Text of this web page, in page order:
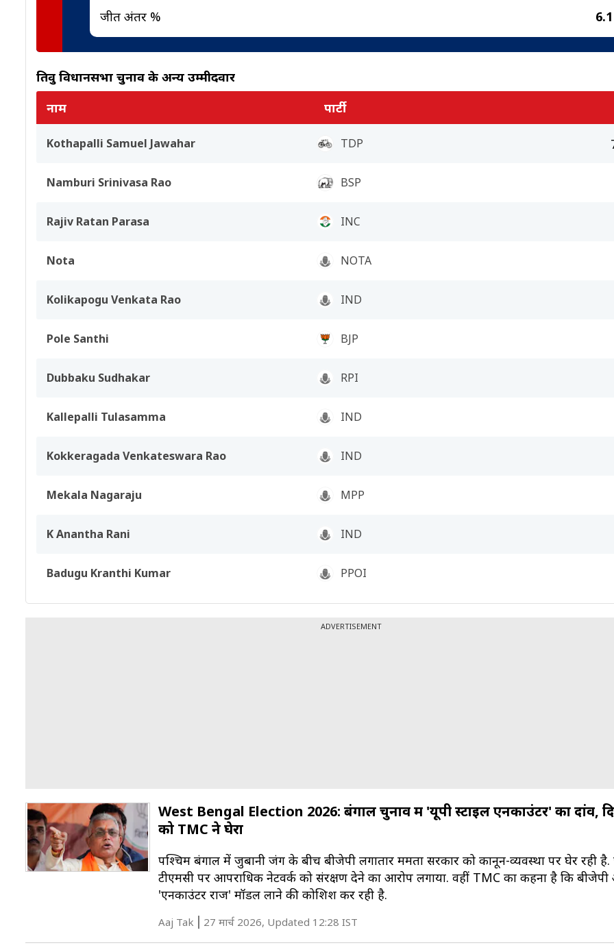
जीत अंतर %
तिरुवुरु विधानसभा चुनाव के अन्य उम्मीदवार
नाम
पार्टी
Kothapalli Samuel Jawahar TDP
Namburi Srinivasa Rao BSP
Rajiv Ratan Parasa INC
Nota NOTA
Kolikapogu Venkata Rao IND
Pole Santhi BJP
Dubbaku Sudhakar RPI
Kallepalli Tulasamma IND
Kokkeragada Venkateswara Rao IND
Mekala Nagaraju MPP
K Anantha Rani IND
Badugu Kranthi Kumar PPOI
ADVERTISEMENT
West Bengal Election 2026: बंगाल चुनाव में 'यूपी स्टाइल एनकाउंटर' का दांव,
को TMC ने घेरा
पश्चिम बंगाल में जुबानी जंग के बीच बीजेपी लगातार ममता सरकार को कानून-व्यवस्था पर घेर रही है.
टीएमसी पर आपराधिक नेटवर्क को संरक्षण देने का आरोप लगाया. वहीं TMC का कहना है कि बीजेपी
'एनकाउंटर राज' मॉडल लाने की कोशिश कर रही है.
Aaj Tak 27 मार्च 2026, Updated 12:28 IST